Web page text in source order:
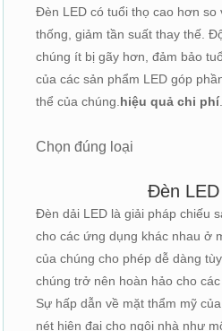
Đèn LED có tuổi thọ cao hơn so
thống, giảm tần suất thay thế.
chúng ít bị gãy hơn, đảm bảo
của các sản phẩm LED góp
thể của chúng. hiệu quả chi phí
Chọn đúng loại
Đèn
Đèn dải LED là giải pháp chiếu
cho các ứng dụng khác nhau ở
của chúng cho phép dễ dàng
chúng trở nên hoàn hảo cho
Sự hấp dẫn về mặt thẩm mỹ
nét hiện đại cho ngôi nhà như